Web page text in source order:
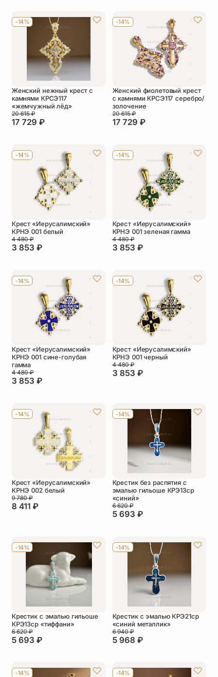
-14%
Женский нежный крест с
камнями КРСЭ117
«жемчужный лёд»
17 729 ₽
20 615₽
-14%
Женский фиолетовый крест
с камнями КРСЭ117 серебро/
золочение
17 729 ₽
20 615₽
-14%
Крест «Иерусалимский»
КРНЭ 001 белый
3 853 ₽
4 480₽
-14%
Крест «Иерусалимский»
КРНЭ 001 зеленая гамма
3 853 ₽
4 480₽
-14%
Крест «Иерусалимский»
КРНЭ 001 сине-голубая
гамма
3 853 ₽
4 480₽
-14%
Крест «Иерусалимский»
КРНЭ 001 черный
3 853 ₽
4 480₽
-14%
Крест «Иерусалимский»
КРНЭ 002 белый
8 411 ₽
9 780₽
-14%
Крестик без распятия с
эмалью гильоше КРЭ13ср
«синий»
5 693 ₽
6 620₽
-14%
Крестик с эмалью гильоше
КРЭ13ср «тиффани»
5 693 ₽
6 620₽
-14%
Крестик с эмалью КРЭ21ср
«синий металлик»
5 968 ₽
6 940₽
-14% -14%